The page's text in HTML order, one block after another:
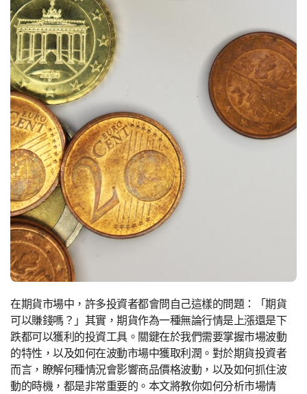
在期貨市場中，許多投資者都會問自己這樣的問題：「期貨
可以賺錢嗎？」其實，期貨作為一種無論行情是上漲還是下
跌都可以獲利的投資工具。關鍵在於我們需要掌握市場波動
的特性，以及如何在波動市場中獲取利潤。對於期貨投資者
而言，瞭解何種情況會影響商品價格波動，以及如何抓住波
動的時機，都是非常重要的。本文將教你如何分析市場情